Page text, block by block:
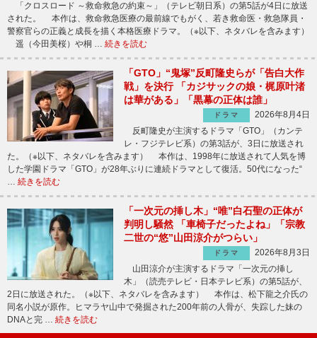
「クロスロード ～救命救急の約束～」（テレビ朝日系）の第5話が4日に放送
された。 本作は、救命救急医療の最前線でもがく、若き救命医・救急隊員・
警察官らの正義と成長を描く本格医療ドラマ。（※以下、ネタバレを含みます）
遥（今田美桜）や桐 … 続きを読む
「GTO」“鬼塚”反町隆史らが「告白大作
戦」を決行 「カジサックの娘・梶原叶渚
は華がある」「黒幕の正体は誰」
ドラマ
2026年8月4日
反町隆史が主演するドラマ「GTO」（カンテ
レ・フジテレビ系）の第3話が、3日に放送され
た。（※以下、ネタバレを含みます） 本作は、1998年に放送されて人気を博
した学園ドラマ「GTO」が28年ぶりに連続ドラマとして復活。50代になった“
… 続きを読む
「一次元の挿し木」“唯”白石聖の正体が
判明し騒然 「車椅子だったよね」「宗教
二世の“悠”山田涼介がつらい」
ドラマ
2026年8月3日
山田涼介が主演するドラマ「一次元の挿し
木」（読売テレビ・日本テレビ系）の第5話が、
2日に放送された。（※以下、ネタバレを含みます） 本作は、松下龍之介氏の
同名小説が原作。ヒマラヤ山中で発掘された200年前の人骨が、失踪した妹の
DNAと完 … 続きを読む